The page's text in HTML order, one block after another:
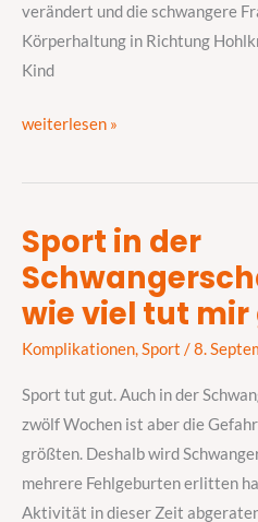
verändert und die schwangere
Körperhaltung in Richtung
Kind
weiterlesen »
Sport in der
wie viel tut mir
Komplikationen,Sport /8.
Sport tut gut. Auch in der
zwölf Wochen ist aber die
größten. Deshalb wird
mehrere Fehlgeburten erlitten
Aktivität in dieser Zeit
Sport
in
Schwangerschaft
–
was
und
wie
viel
tut